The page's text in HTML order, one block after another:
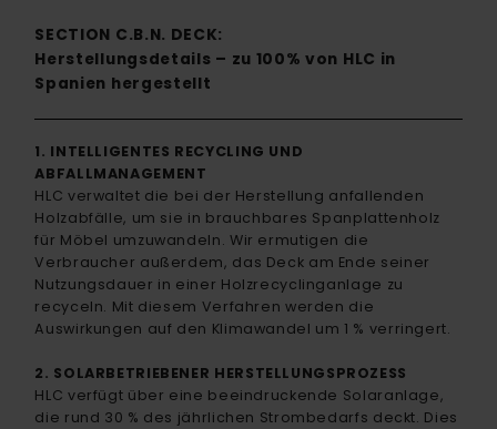
SECTION C.B.N. DECK:
Herstellungsdetails – zu 100% von HLC in
Spanien hergestellt
1. INTELLIGENTES RECYCLING UND
ABFALLMANAGEMENT
HLC verwaltet die bei der Herstellung anfallenden
Holzabfälle, um sie in brauchbares Spanplattenholz
für Möbel umzuwandeln. Wir ermutigen die
Verbraucher außerdem, das Deck am Ende seiner
Nutzungsdauer in einer Holzrecyclinganlage zu
recyceln. Mit diesem Verfahren werden die
Auswirkungen auf den Klimawandel um 1 % verringert.
2. SOLARBETRIEBENER HERSTELLUNGSPROZESS
HLC verfügt über eine beeindruckende Solaranlage,
die rund 30 % des jährlichen Strombedarfs deckt. Dies